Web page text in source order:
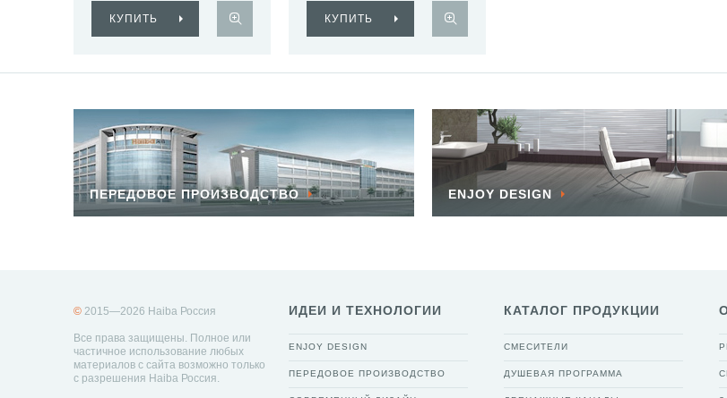
КУПИТЬ КУПИТЬ
ПЕРЕДОВОЕ ПРОИЗВОДСТВО ENJOY DESIGN
© 2015—2026 Haiba Россия
Все права защищены. Полное или
частичное использование любых
материалов с сайта возможно только
с разрешения Haiba Россия.
ИДЕИ И ТЕХНОЛОГИИ
ENJOY DESIGN
ПЕРЕДОВОЕ ПРОИЗВОДСТВО
КАТАЛОГ ПРОДУКЦИИ
СМЕСИТЕЛИ
ДУШЕВАЯ ПРОГРАММА